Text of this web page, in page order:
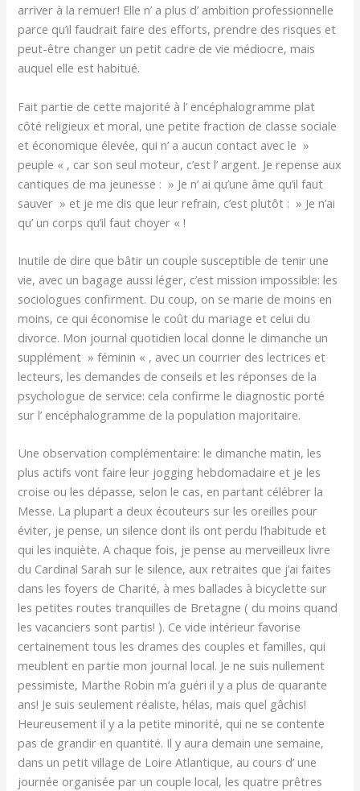
arriver à la remuer! Elle n’ a plus d’ ambition professionnelle
parce qu’il faudrait faire des efforts, prendre des risques et
peut-être changer un petit cadre de vie médiocre, mais
auquel elle est habitué.
Fait partie de cette majorité à l’ encéphalogramme plat
côté religieux et moral, une petite fraction de classe sociale
et économique élevée, qui n’ a aucun contact avec le »
peuple « , car son seul moteur, c’est l’ argent. Je repense aux
cantiques de ma jeunesse : » Je n’ ai qu’une âme qu’il faut
sauver » et je me dis que leur refrain, c’est plutôt : » Je n’ai
qu’ un corps qu’il faut choyer « !
Inutile de dire que bâtir un couple susceptible de tenir une
vie, avec un bagage aussi léger, c’est mission impossible: les
sociologues confirment. Du coup, on se marie de moins en
moins, ce qui économise le coût du mariage et celui du
divorce. Mon journal quotidien local donne le dimanche un
supplément » féminin « , avec un courrier des lectrices et
lecteurs, les demandes de conseils et les réponses de la
psychologue de service: cela confirme le diagnostic porté
sur l’ encéphalogramme de la population majoritaire.
Une observation complémentaire: le dimanche matin, les
plus actifs vont faire leur jogging hebdomadaire et je les
croise ou les dépasse, selon le cas, en partant célébrer la
Messe. La plupart a deux écouteurs sur les oreilles pour
éviter, je pense, un silence dont ils ont perdu l’habitude et
qui les inquiète. A chaque fois, je pense au merveilleux livre
du Cardinal Sarah sur le silence, aux retraites que j’ai faites
dans les foyers de Charité, à mes ballades à bicyclette sur
les petites routes tranquilles de Bretagne ( du moins quand
les vacanciers sont partis! ). Ce vide intérieur favorise
certainement tous les drames des couples et familles, qui
meublent en partie mon journal local. Je ne suis nullement
pessimiste, Marthe Robin m’a guéri il y a plus de quarante
ans! Je suis seulement réaliste, hélas, mais quel gâchis!
Heureusement il y a la petite minorité, qui ne se contente
pas de grandir en quantité. Il y aura demain une semaine,
dans un petit village de Loire Atlantique, au cours d’ une
journée organisée par un couple local, les quatre prêtres